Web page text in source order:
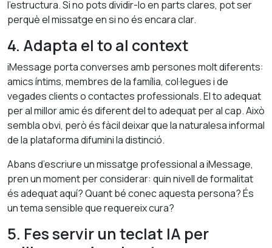
l’estructura. Si no pots dividir-lo en parts clares, pot ser
perquè el missatge en si no és encara clar.
4. Adapta el to al context
iMessage porta converses amb persones molt diferents:
amics íntims, membres de la família, col·legues i de
vegades clients o contactes professionals. El to adequat
per al millor amic és diferent del to adequat per al cap. Això
sembla obvi, però és fàcil deixar que la naturalesa informal
de la plataforma difumini la distinció.
Abans d’escriure un missatge professional a iMessage,
pren un moment per considerar: quin nivell de formalitat
és adequat aquí? Quant bé conec aquesta persona? És
un tema sensible que requereix cura?
5. Fes servir un teclat IA per